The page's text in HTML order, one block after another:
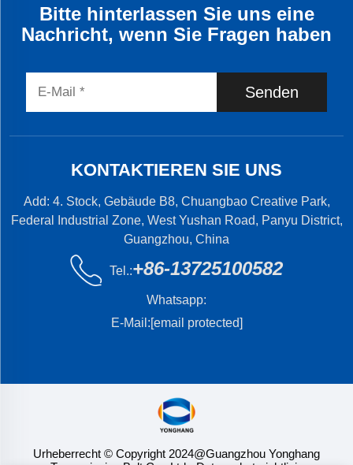
Bitte hinterlassen Sie uns eine
Nachricht, wenn Sie Fragen haben
Senden
KONTAKTIEREN SIE UNS
Add: 4. Stock, Gebäude B8, Chuangbao Creative Park,
Federal Industrial Zone, West Yushan Road, Panyu District,
Guangzhou, China
Tel.:+86-13725100582
Whatsapp:
E-Mail:[email protected]
Urheberrecht © Copyright 2024@Guangzhou Yonghang